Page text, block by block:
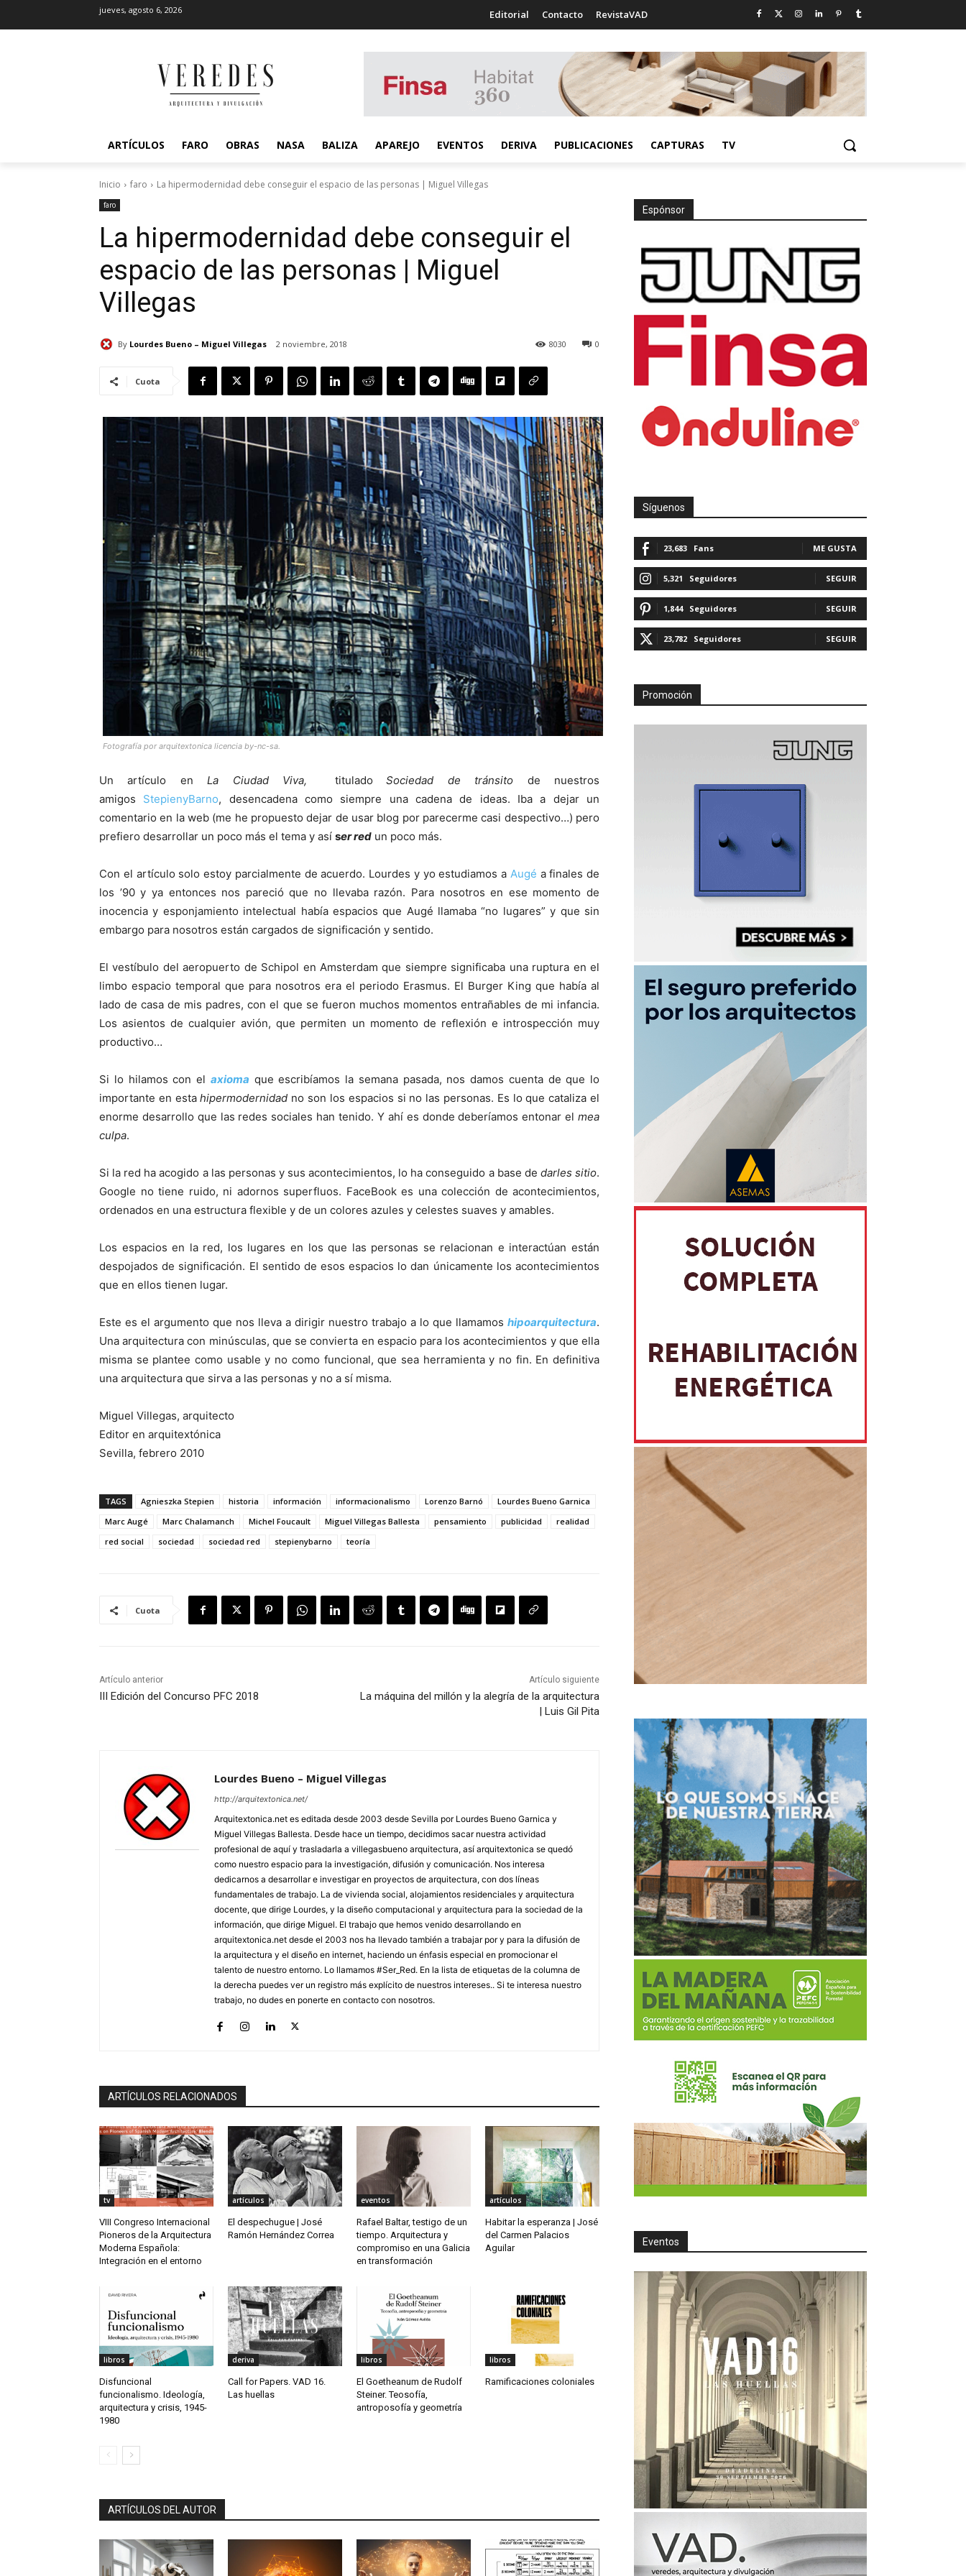
jueves, agosto 6, 2026 Editorial Contacto RevistaVAD
ARTÍCULOS FARO OBRAS NASA BALIZA APAREJO EVENTOS DERIVA PUBLICACIONES CAPTURAS TV
Inicio faro La hipermodernidad debe conseguir el espacio de las personas | Miguel Villegas
faro
La hipermodernidad debe conseguir el
espacio de las personas | Miguel
Villegas
By Lourdes Bueno – Miguel Villegas 2 noviembre, 2018 0
8030
Cuota
Fotografía porarquitextonica licencia by-nc-sa.
Un artículo enLa Ciudad Viva, titulado Sociedad de tránsito de nuestros
amigos StepienyBarno, desencadena como siempre una cadena de ideas. Iba a dejar un
comentario en la web (me he propuesto dejar de usar blog por parecerme casi despectivo…) pero
prefiero desarrollar un poco más el tema y así ser red un poco más.
Con el artículo solo estoy parcialmente de acuerdo. Lourdes y yo estudiamos a Augé a finales de
los ’90 y ya entonces nos pareció que no llevaba razón. Para nosotros en ese momento de
inocencia y esponjamiento intelectual había espacios que Augé llamaba “no lugares” y que sin
embargo para nosotros están cargados de significación y sentido.
El vestíbulo del aeropuerto de Schipol en Amsterdam que siempre significaba una ruptura en el
limbo espacio temporal que para nosotros era el periodo Erasmus. El Burger King que había al
lado de casa de mis padres, con el que se fueron muchos momentos entrañables de mi infancia.
Los asientos de cualquier avión, que permiten un momento de reflexión e introspección muy
productivo…
Si lo hilamos con el axioma que escribíamos la semana pasada, nos damos cuenta de que lo
importante en estahipermodernidad no son los espacios si no las personas. Es lo que cataliza el
enorme desarrollo que las redes sociales han tenido. Y ahí es donde deberíamos entonar el mea
culpa.
Si la red ha acogido a las personas y sus acontecimientos, lo ha conseguido a base de darles sitio.
Google no tiene ruido, ni adornos superfluos. FaceBook es una colección de acontecimientos,
ordenados en una estructura flexible y de un colores azules y celestes suaves y amables.
Los espacios en la red, los lugares en los que las personas se relacionan e interactúan están
despojados de significación. El sentido de esos espacios lo dan únicamente los acontecimientos
que en ellos tienen lugar.
Este es el argumento que nos lleva a dirigir nuestro trabajo a lo que llamamos hipoarquitectura.
Una arquitectura con minúsculas, que se convierta en espacio para los acontecimientos y que ella
misma se plantee como usable y no como funcional, que sea herramienta y no fin. En definitiva
una arquitectura que sirva a las personas y no a sí misma.
Miguel Villegas, arquitecto
Editor en arquitextónica
Sevilla, febrero 2010
TAGS Agnieszka Stepien historia información informacionalismo Lorenzo Barnó
Lourdes Bueno Garnica
Marc Augé
Marc Chalamanch Michel Foucault Miguel Villegas Ballesta pensamiento publicidad
realidad
red social
sociedad sociedad red stepienybarno teoría
Cuota
Artículo anterior
III Edición del Concurso PFC 2018
Artículo siguiente
La máquina del millón y la alegría de la arquitectura
| Luis Gil Pita
Lourdes Bueno – Miguel Villegas
http://arquitextonica.net/
Arquitextonica.net es editada desde 2003 desde Sevilla por Lourdes Bueno Garnica y
Miguel Villegas Ballesta. Desde hace un tiempo, decidimos sacar nuestra actividad
profesional de aquí y trasladarla a villegasbueno arquitectura, así arquitextonica se quedó
como nuestro espacio para la investigación, difusión y comunicación. Nos interesa
dedicarnos a desarrollar e investigar en proyectos de arquitectura, con dos líneas
fundamentales de trabajo. La de vivienda social, alojamientos residenciales y arquitectura
docente, que dirige Lourdes, y la diseño computacional y arquitectura para la sociedad de la
información, que dirige Miguel. El trabajo que hemos venido desarrollando en
arquitextonica.net desde el 2003 nos ha llevado también a trabajar por y para la difusión de
la arquitectura y el diseño en internet, haciendo un énfasis especial en promocionar el
talento de nuestro entorno. Lo llamamos #Ser_Red. En la lista de etiquetas de la columna de
la derecha puedes ver un registro más explícito de nuestros intereses.. Si te interesa nuestro
trabajo, no dudes en ponerte en contacto con nosotros.
ARTÍCULOS RELACIONADOS
tv
VIII Congreso Internacional
Pioneros de la Arquitectura
Moderna Española:
Integración en el entorno
artículos
El despechugue | José
Ramón Hernández Correa
eventos
Rafael Baltar, testigo de un
tiempo. Arquitectura y
compromiso en una Galicia
en transformación
artículos
Habitar la esperanza | José
del Carmen Palacios
Aguilar
libros
Disfuncional
funcionalismo. Ideología,
arquitectura y crisis, 1945-
1980
deriva
Call for Papers. VAD 16.
Las huellas
libros
El Goetheanum de Rudolf
Steiner. Teosofía,
antroposofía y geometría
libros
Ramificaciones coloniales
ARTÍCULOS DEL AUTOR
Espónsor
Síguenos
23,683 Fans ME GUSTA
5,321 Seguidores SEGUIR
1,844 Seguidores SEGUIR
23,782 Seguidores SEGUIR
Promoción
Eventos